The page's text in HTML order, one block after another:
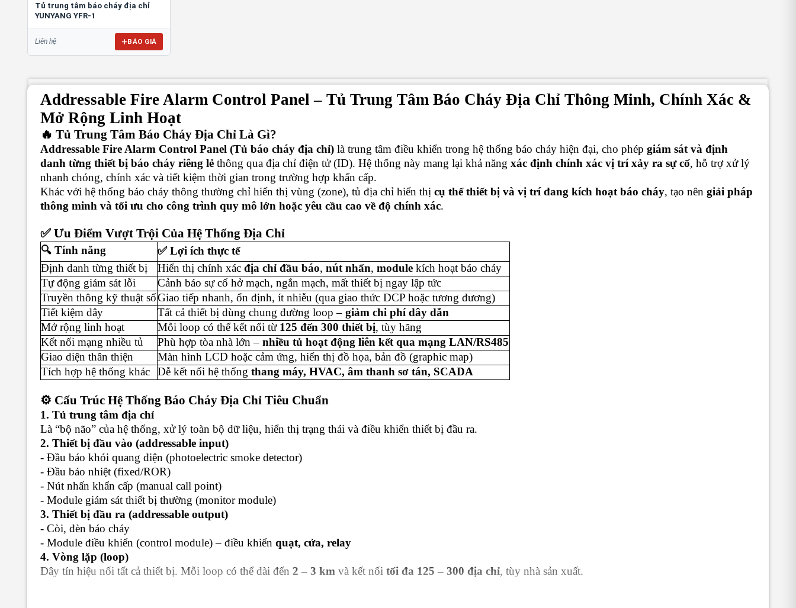
Tủ trung tâm báo cháy địa chỉ
YUNYANG YFR-1
Liên hệ BÁO GIÁ
Addressable Fire Alarm Control Panel – Tủ Trung Tâm Báo Cháy Địa Chỉ Thông Minh, Chính Xác &
Mở Rộng Linh Hoạt
🔥 Tủ Trung Tâm Báo Cháy Địa Chỉ Là Gì?
Addressable Fire Alarm Control Panel (Tủ báo cháy địa chỉ) là trung tâm điều khiển trong hệ thống báo cháy hiện đại, cho phép giám sát và định
danh từng thiết bị báo cháy riêng lẻ thông qua địa chỉ điện tử (ID). Hệ thống này mang lại khả năng xác định chính xác vị trí xảy ra sự cố, hỗ trợ xử lý
nhanh chóng, chính xác và tiết kiệm thời gian trong trường hợp khẩn cấp.
Khác với hệ thống báo cháy thông thường chỉ hiển thị vùng (zone), tủ địa chỉ hiển thị cụ thể thiết bị và vị trí đang kích hoạt báo cháy, tạo nên giải pháp
thông minh và tối ưu cho công trình quy mô lớn hoặc yêu cầu cao về độ chính xác.
✅ Ưu Điểm Vượt Trội Của Hệ Thống Địa Chỉ
🔍 Tính năng
✅ Lợi ích thực tế
Định danh từng thiết bị
Hiển thị chính xácđịa chỉ đầu báo,nút nhấn,module kích hoạt báo cháy
Tự động giám sát lỗi
Cảnh báo sự cố hở mạch, ngắn mạch, mất thiết bị ngay lập tức
Truyền thông kỹ thuật sốGiao tiếp nhanh, ổn định, ít nhiễu (qua giao thức DCP hoặc tương đương)
Tiết kiệm dây
Tất cả thiết bị dùng chung đường loop –giảm chi phí dây dẫn
Mở rộng linh hoạt
Mỗi loop có thể kết nối từ 125 đến 300 thiết bị, tùy hãng
Kết nối mạng nhiều tủ
Phù hợp tòa nhà lớn –nhiều tủ hoạt động liên kết qua mạng LAN/RS485
Giao diện thân thiện
Màn hình LCD hoặc cảm ứng, hiển thị đồ họa, bản đồ (graphic map)
Tích hợp hệ thống khác
Dễ kết nối hệ thốngthang máy, HVAC, âm thanh sơ tán, SCADA
⚙️ Cấu Trúc Hệ Thống Báo Cháy Địa Chỉ Tiêu Chuẩn
1. Tủ trung tâm địa chỉ
Là “bộ não” của hệ thống, xử lý toàn bộ dữ liệu, hiển thị trạng thái và điều khiển thiết bị đầu ra.
2. Thiết bị đầu vào (addressable input)
- Đầu báo khói quang điện (photoelectric smoke detector)
- Đầu báo nhiệt (fixed/ROR)
- Nút nhấn khẩn cấp (manual call point)
- Module giám sát thiết bị thường (monitor module)
3. Thiết bị đầu ra (addressable output)
- Còi, đèn báo cháy
- Module điều khiển (control module) – điều khiển quạt, cửa, relay
4. Vòng lặp (loop)
Dây tín hiệu nối tất cả thiết bị. Mỗi loop có thể dài đến 2 – 3 km và kết nối tối đa 125 – 300 địa chỉ, tùy nhà sản xuất.